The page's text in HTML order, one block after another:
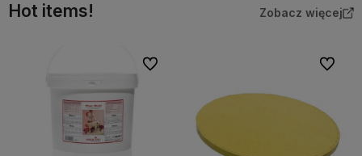
Hot items! Zobacz więcej
Do ulubionych Do